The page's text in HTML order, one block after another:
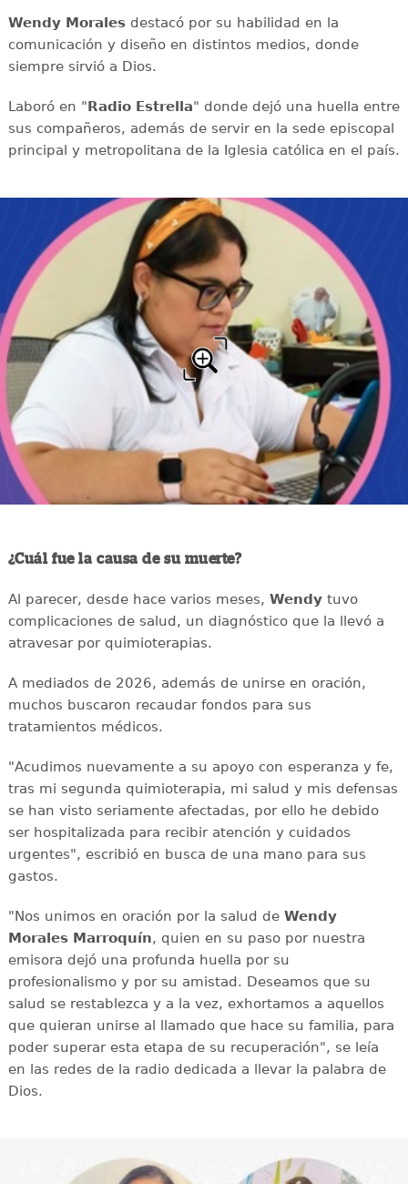
Wendy Moralesdestacó por su habilidad en la
comunicación y diseño en distintos medios, donde
siempre sirvió a Dios.
Laboró en "Radio Estrella" donde dejó una huella entre
sus compañeros, además de servir en la sede episcopal
principal y metropolitana de la Iglesia católica en el país.
¿Cuál fue la causa de su muerte?
Al parecer, desde hace varios meses, Wendytuvo
complicaciones de salud, un diagnóstico que la llevó a
atravesar por quimioterapias.
A mediados de 2026, además de unirse en oración,
muchos buscaron recaudar fondos para sus
tratamientos médicos.
"Acudimos nuevamente a su apoyo con esperanza y fe,
tras mi segunda quimioterapia, mi salud y mis defensas
se han visto seriamente afectadas, por ello he debido
ser hospitalizada para recibir atención y cuidados
urgentes", escribió en busca de una mano para sus
gastos.
"Nos unimos en oración por la salud de Wendy
Morales Marroquín, quien en su paso por nuestra
emisora dejó una profunda huella por su
profesionalismo y por su amistad. Deseamos que su
salud se restablezca y a la vez, exhortamos a aquellos
que quieran unirse al llamado que hace su familia, para
poder superar esta etapa de su recuperación", se leía
en las redes de la radio dedicada a llevar la palabra de
Dios.